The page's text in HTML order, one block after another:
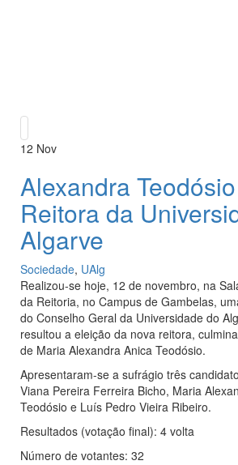
12 Nov
Alexandra
Reitora da
Algarve
Sociedade, UAlg
Realizou-se hoje, 12 de novembro, na
da Reitoria, no Campus de Gambelas,
do Conselho Geral da Universidade do
resultou a eleição da nova reitora,
de Maria Alexandra Anica Teodósio.
Apresentaram-se a sufrágio três
Viana Pereira Ferreira Bicho, Maria
Teodósio e Luís Pedro Vieira Ribeiro.
Resultados (votação final): 4 volta
Número de votantes: 32